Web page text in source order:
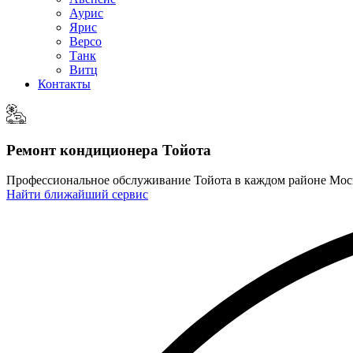
Аурис
Ярис
Версо
Танк
Витц
Контакты
Ремонт кондиционера Тойота
Профессиональное обслуживание Тойота в каждом районе
Найти ближайший сервис